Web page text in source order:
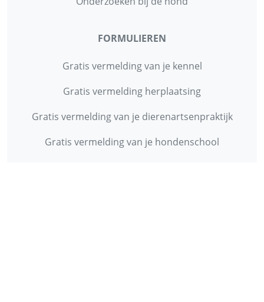
FORMULIEREN
Gratis vermelding van je kennel
Gratis vermelding herplaatsing
Gratis vermelding van je dierenartsenpraktijk
Gratis vermelding van je hondenschool